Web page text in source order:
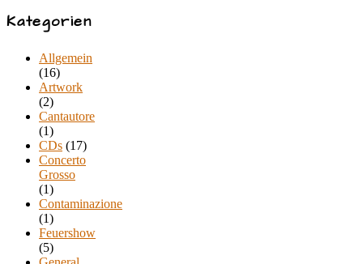
Kategorien
Allgemein
(16)
Artwork
(2)
Cantautore
(1)
CDs (17)
Concerto
Grosso
(1)
Contaminazione
(1)
Feuershow
(5)